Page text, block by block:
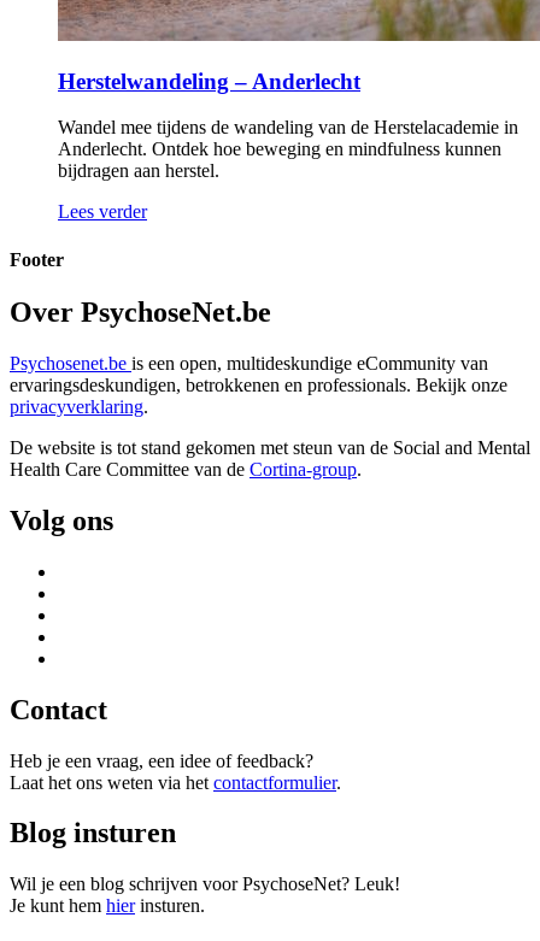
Herstelwandeling – Anderlecht
Wandel mee tijdens de wandeling van de Herstelacademie in
Anderlecht. Ontdek hoe beweging en mindfulness kunnen
bijdragen aan herstel.
Lees verder
Footer
Over PsychoseNet.be
Psychosenet.be is een open, multideskundige eCommunity van
ervaringsdeskundigen, betrokkenen en professionals. Bekijk onze
privacyverklaring.
De website is tot stand gekomen met steun van de Social and Mental
Health Care Committee van de Cortina-group.
Volg ons
Contact
Heb je een vraag, een idee of feedback?
Laat het ons weten via het contactformulier.
Blog insturen
Wil je een blog schrijven voor PsychoseNet? Leuk!
Je kunt hem hierinsturen.